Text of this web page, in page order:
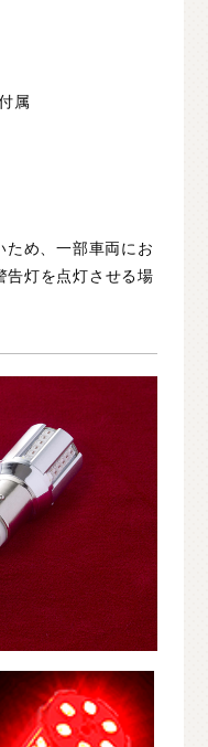
属
め、一部車両にお
告灯を点灯させる場